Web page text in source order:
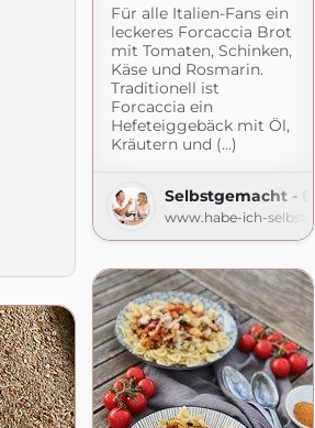
Für alle Italien-Fans ein
leckeres Forcaccia Brot
mit Tomaten, Schinken,
Käse und Rosmarin.
Traditionell ist
Forcaccia ein
Hefeteiggebäck mit Öl,
Kräutern und (...)
Selbstgemacht -
www.habe-ich-